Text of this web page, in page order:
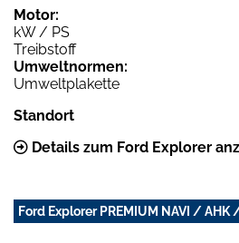
Motor:
kW / PS
Treibstoff
Umweltnormen:
Umweltplakette
Standort
Details zum Ford Explorer
Ford Explorer PREMIUM NAVI /